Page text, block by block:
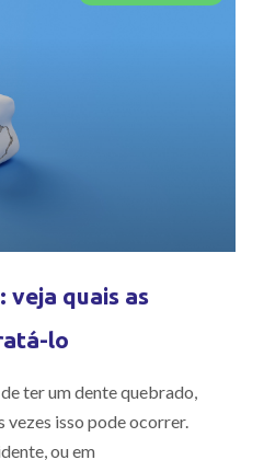
veja quais as
lo
ter um dente quebrado,
vezes isso pode ocorrer.
ou em